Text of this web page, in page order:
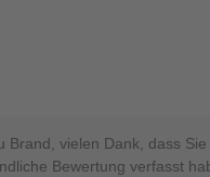
Brand, vielen Dank, dass
Bewertung verfasst